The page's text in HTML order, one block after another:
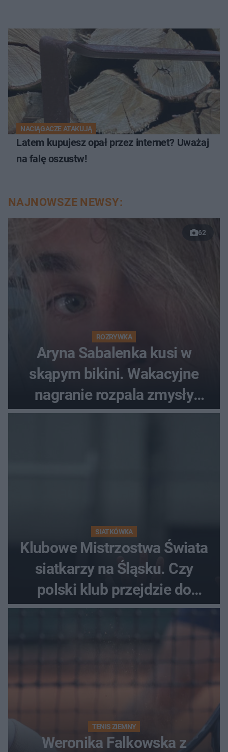
NACIĄGACZE ATAKUJĄ
Latem kupujesz opał przez internet? Uważaj
na falę oszustw!
NAJNOWSZE NEWSY:
62
ROZRYWKA
Aryna Sabalenka kusi w
skąpym bikini. Wakacyjne
nagranie rozpala zmysły
fanów
SIATKÓWKA
Klubowe Mistrzostwa Świata
siatkarzy na Śląsku. Czy
polski klub przejdzie do
historii
TENIS ZIEMNY
Weronika Falkowska z